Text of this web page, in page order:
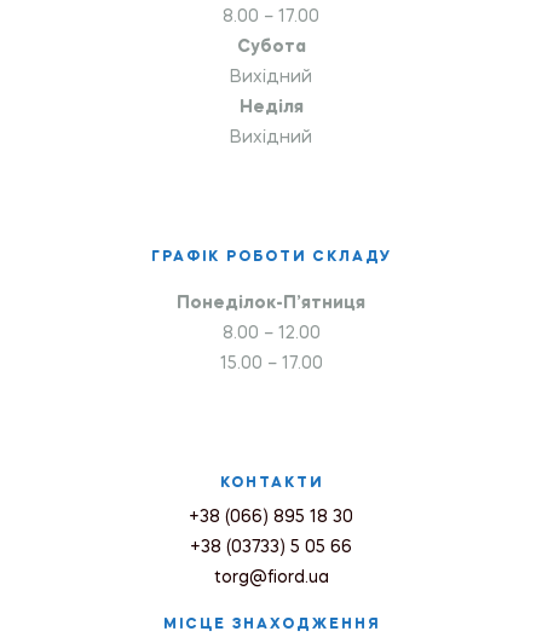
8.00 – 17.00
Субота
Вихідний
Неділя
Вихідний
ГРАФІК РОБОТИ СКЛАДУ
Понеділок-П’ятниця
8.00 – 12.00
15.00 – 17.00
КОНТАКТИ
+38 (066) 895 18 30
+38 (03733) 5 05 66
torg@fiord.ua
МІСЦЕ ЗНАХОДЖЕННЯ